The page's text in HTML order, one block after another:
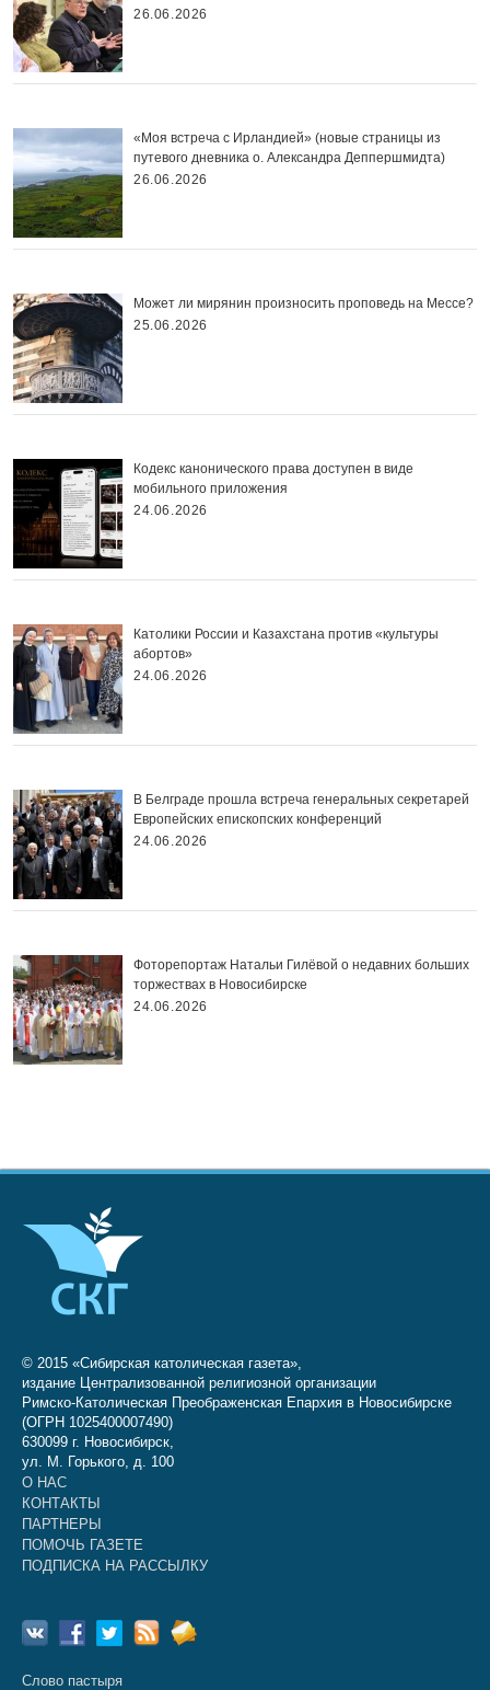
26.06.2026
«Моя встреча с Ирландией» (новые страницы из
путевого дневника о. Александра Деппершмидта)
26.06.2026
Может ли мирянин произносить проповедь на Мессе?
25.06.2026
Кодекс канонического права доступен в виде
мобильного приложения
24.06.2026
Католики России и Казахстана против «культуры
абортов»
24.06.2026
В Белграде прошла встреча генеральных секретарей
Европейских епископских конференций
24.06.2026
Фоторепортаж Натальи Гилёвой о недавних больших
торжествах в Новосибирске
24.06.2026
© 2015 «Сибирская католическая газета»,
издание Централизованной религиозной организации
Римско-Католическая Преображенская Епархия в Новосибирске
(ОГРН 1025400007490)
630099 г. Новосибирск,
ул. М. Горького, д. 100
О НАС
КОНТАКТЫ
ПАРТНЕРЫ
ПОМОЧЬ ГАЗЕТЕ
ПОДПИСКА НА РАССЫЛКУ
Слово пастыря